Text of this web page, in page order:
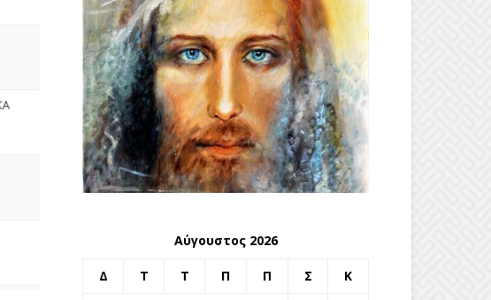
Αύγουστος 2026
Δ Τ Τ Π Π Σ Κ